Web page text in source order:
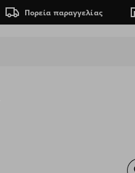
Πορεία παραγγελίας